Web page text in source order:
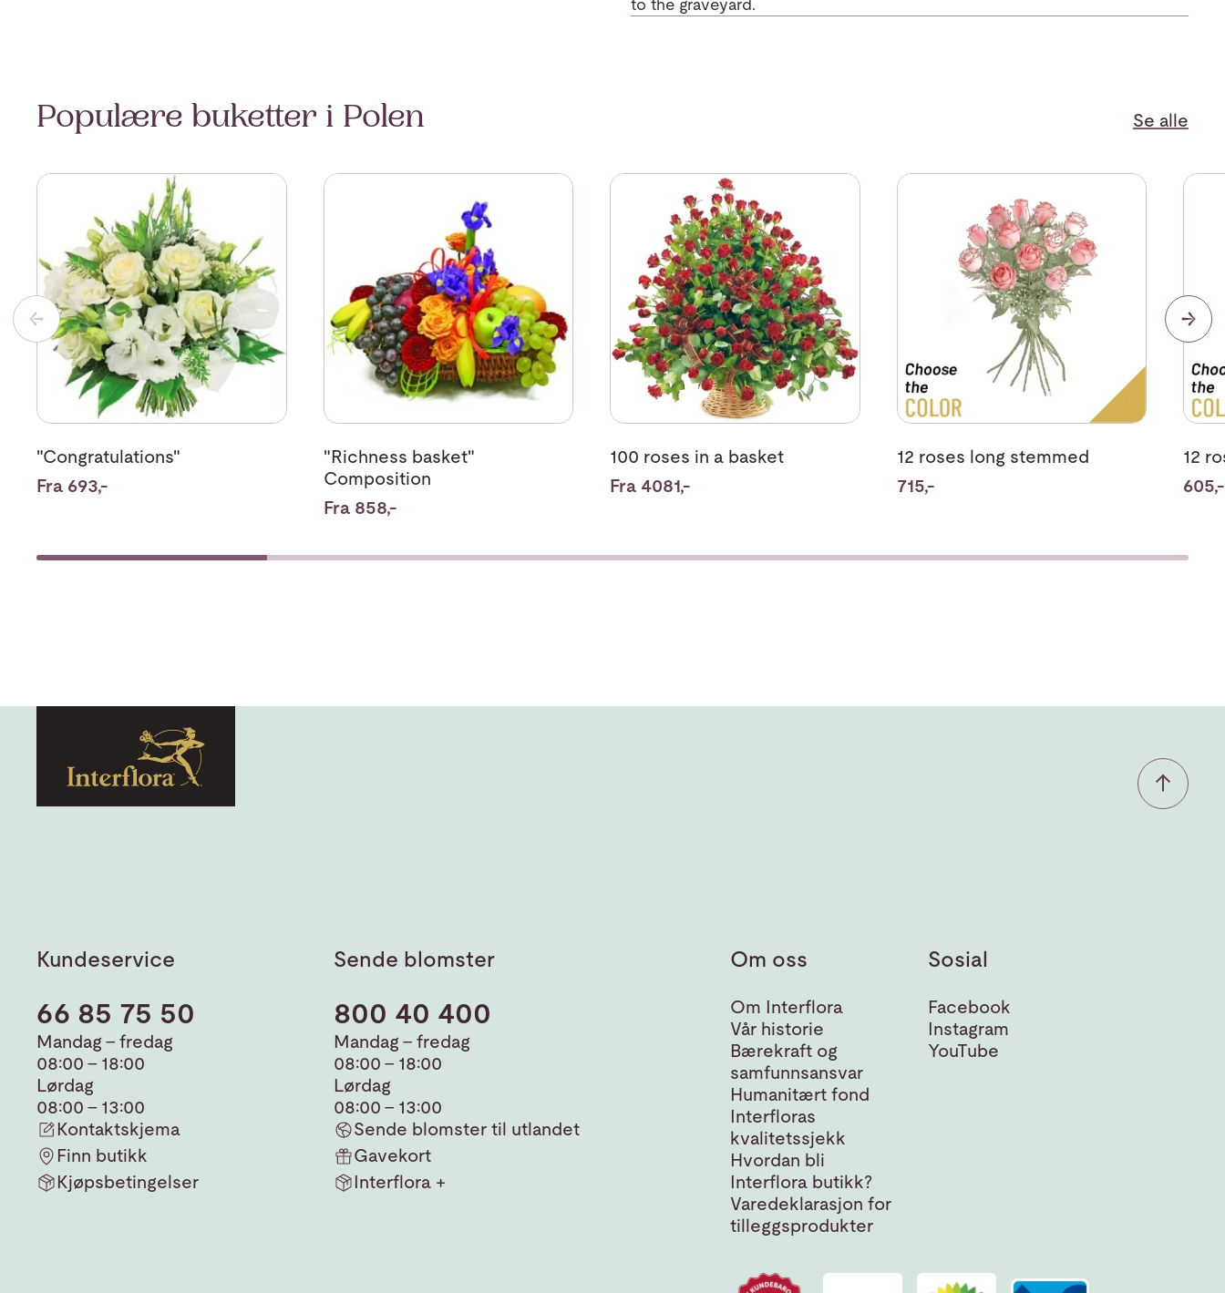
to the graveyard.
Populære buketter i Polen Se alle
Se mer om "Congratulations"
"Congratulations"
Fra 693,-
Se mer om "Richness basket" Composition
"Richness basket"
Composition
Fra 858,-
Se mer om 100 roses in a basket
100 roses in a basket
Fra 4081,-
Se mer om 12 roses long stemmed
12 roses long stemmed
715,-
Se
12
605,-
Kundeservice
66 85 75 50
Mandag - fredag
08:00 - 18:00
Lørdag
08:00 - 13:00
Kontaktskjema
Finn butikk
Kjøpsbetingelser
Sende blomster
800 40 400
Mandag - fredag
08:00 - 18:00
Lørdag
08:00 - 13:00
Sende blomster til utlandet
Gavekort
Interflora +
Om oss
Om Interflora
Vår historie
Bærekraft og
samfunnsansvar
Humanitært fond
Interfloras
kvalitetssjekk
Hvordan bli
Interflora butikk?
Varedeklarasjon for
tilleggsprodukter
Sosial
Facebook
Instagram
YouTube